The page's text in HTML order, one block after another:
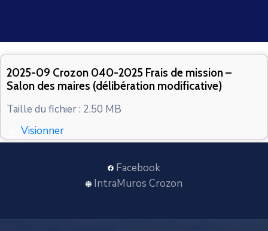
2025-09 Crozon 040-2025 Frais de mission –
Salon des maires (délibération modificative)
Taille du fichier : 2.50 MB
Visionner
Facebook
IntraMuros Crozon